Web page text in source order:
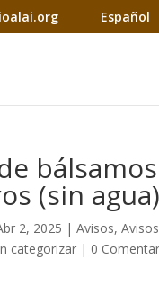
Español
bálsamos
(sin agua)
2, 2025 | Avisos, Avisos
categorizar| 0